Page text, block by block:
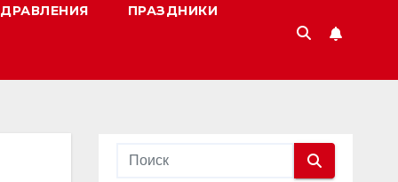
ПРАЗДНИКИ